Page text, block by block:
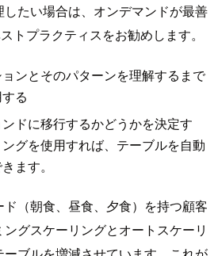
たい場合は、オンデマンドが最善
トプラクティスをお勧めします。
ンとそのパターンを理解するまで
る
ドに移行するかどうかを決定す
グを使用すれば、テーブルを自動
ます。
（朝食、昼食、夕食）を持つ顧客
グスケーリングとオートスケーリ